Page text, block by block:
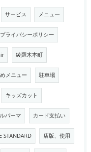
サービス メニュー
プライバシーポリシー
綾羅木本町
メニュー 駐車場
キッズカット
パーマ カード支払い
E STANDARD 店版、使用